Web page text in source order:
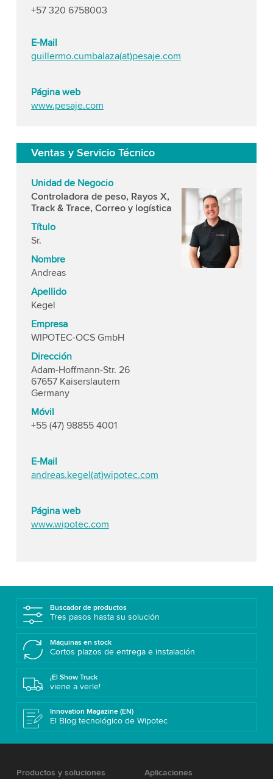
+57 320 6758003
E-Mail
guillermo.cumbalaza(at)pesaje.com
Página web
www.pesaje.com
Ventas y Servicio Técnico
Unidad de Negocio
Controladora de peso, Rayos X,
Track & Trace, Correo y logística
Título
Sr.
Nombre
Andreas
Apellido
Kegel
Empresa
WIPOTEC-OCS GmbH
Dirección
Adam-Hoffmann-Str. 26
67657 Kaiserslautern
Germany
Móvil
+55 (47) 98855 4001
E-Mail
andreas.kegel(at)wipotec.com
Página web
www.wipotec.com
Buscador de productos
Tres pasos hasta su solución
Máquinas en stock
Cortos plazos de entrega e instalación
¡El Show Truck
viene a verle!
Innovation Magazine (EN)
El Blog tecnológico de Wipotec
Productos y soluciones
Aplicaciones